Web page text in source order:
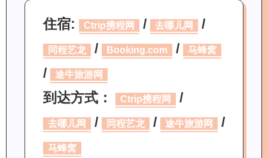
住宿: Ctrip携程网 / 去哪儿网 /
同程艺龙 / Booking.com / 马蜂窝
/ 途牛旅游网
到达方式： Ctrip携程网 /
去哪儿网 / 同程艺龙 / 途牛旅游网 /
马蜂窝